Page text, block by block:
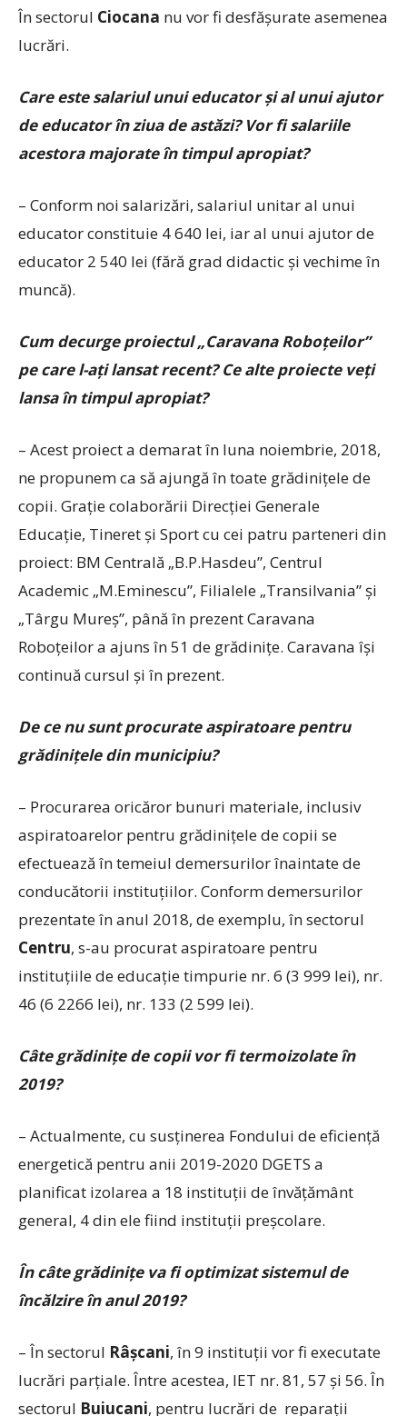
În sectorul Ciocana nu vor fi desfăşurate asemenea
lucrări.
Care este salariul unui educator şi al unui ajutor
de educator în ziua de astăzi? Vor fi salariile
acestora majorate în timpul apropiat?
– Conform noi salarizări, salariul unitar al unui
educator constituie 4 640 lei, iar al unui ajutor de
educator 2 540 lei (fără grad didactic şi vechime în
muncă).
Cum decurge proiectul „Caravana Roboţeilor”
pe care l-aţi lansat recent? Ce alte proiecte veţi
lansa în timpul apropiat?
– Acest proiect a demarat în luna noiembrie, 2018,
ne propunem ca să ajungă în toate grădiniţele de
copii. Graţie colaborării Direcţiei Generale
Educaţie, Tineret şi Sport cu cei patru parteneri din
proiect: BM Centrală „B.P.Hasdeu”, Centrul
Academic „M.Eminescu”, Filialele „Transilvania” şi
„Târgu Mureş”, până în prezent Caravana
Roboţeilor a ajuns în 51 de grădiniţe. Caravana îşi
continuă cursul şi în prezent.
De ce nu sunt procurate aspiratoare pentru
grădiniţele din municipiu?
– Procurarea oricăror bunuri materiale, inclusiv
aspiratoarelor pentru grădiniţele de copii se
efectuează în temeiul demersurilor înaintate de
conducătorii instituţiilor. Conform demersurilor
prezentate în anul 2018, de exemplu, în sectorul
Centru, s-au procurat aspiratoare pentru
instituţiile de educaţie timpurie nr. 6 (3 999 lei), nr.
46 (6 2266 lei), nr. 133 (2 599 lei).
Câte grădiniţe de copii vor fi termoizolate în
2019?
– Actualmente, cu susţinerea Fondului de eficienţă
energetică pentru anii 2019-2020 DGETS a
planificat izolarea a 18 instituţii de învăţământ
general, 4 din ele fiind instituţii preşcolare.
În câte grădiniţe va fi optimizat sistemul de
încălzire în anul 2019?
– În sectorul Râşcani, în 9 instituţii vor fi executate
lucrări parţiale. Între acestea, IET nr. 81, 57 şi 56. În
sectorul Buiucani, pentru lucrări de reparaţii